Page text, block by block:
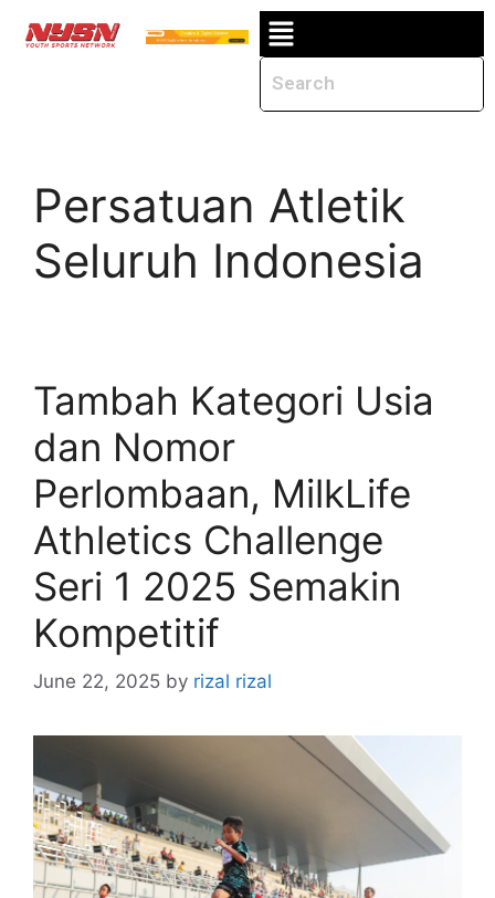
Persatuan Atletik
Seluruh Indonesia
Tambah Kategori Usia
dan Nomor
Perlombaan, MilkLife
Athletics Challenge
Seri 1 2025 Semakin
Kompetitif
June 22, 2025 by rizal rizal